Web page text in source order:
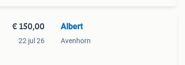
€ 150,00
22 jul 26
Albert
Avenhorn